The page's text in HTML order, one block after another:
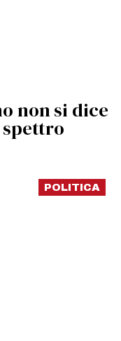
non si dice
POLITICA